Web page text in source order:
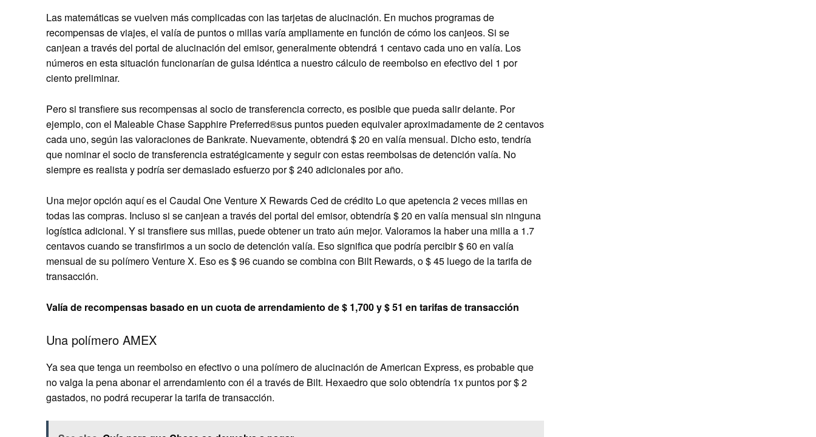
Las matemáticas se vuelven más complicadas con las tarjetas de alucinación. En muchos programas de
recompensas de viajes, el valía de puntos o millas varía ampliamente en función de cómo los canjeos. Si se
canjean a través del portal de alucinación del emisor, generalmente obtendrá 1 centavo cada uno en valía. Los
números en esta situación funcionarían de guisa idéntica a nuestro cálculo de reembolso en efectivo del 1 por
ciento preliminar.
Pero si transfiere sus recompensas al socio de transferencia correcto, es posible que pueda salir delante. Por
ejemplo, con el Maleable Chase Sapphire Preferred®sus puntos pueden equivaler aproximadamente de 2 centavos
cada uno, según las valoraciones de Bankrate. Nuevamente, obtendrá $ 20 en valía mensual. Dicho esto, tendría
que nominar el socio de transferencia estratégicamente y seguir con estas reembolsas de detención valía. No
siempre es realista y podría ser demasiado esfuerzo por $ 240 adicionales por año.
Una mejor opción aquí es el Caudal One Venture X Rewards Ced de crédito Lo que apetencia 2 veces millas en
todas las compras. Incluso si se canjean a través del portal del emisor, obtendría $ 20 en valía mensual sin ninguna
logística adicional. Y si transfiere sus millas, puede obtener un trato aún mejor. Valoramos la haber una milla a 1.7
centavos cuando se transfirimos a un socio de detención valía. Eso significa que podría percibir $ 60 en valía
mensual de su polímero Venture X. Eso es $ 96 cuando se combina con Bilt Rewards, o $ 45 luego de la tarifa de
transacción.
Valía de recompensas basado en un cuota de arrendamiento de $ 1,700 y $ 51 en tarifas de transacción
Una polímero AMEX
Ya sea que tenga un reembolso en efectivo o una polímero de alucinación de American Express, es probable que
no valga la pena abonar el arrendamiento con él a través de Bilt. Hexaedro que solo obtendría 1x puntos por $ 2
gastados, no podrá recuperar la tarifa de transacción.